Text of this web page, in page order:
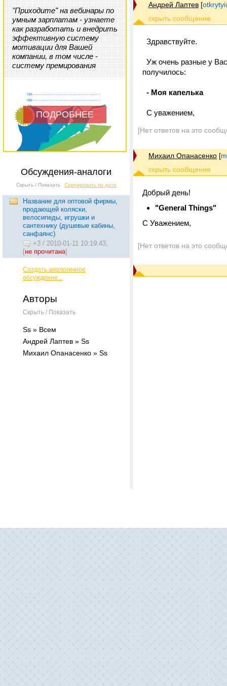
"Приходите" на вебинары по
умным зарплатам - узнаете
как разработать и внедрить
эффективную систему
мотивации для Вашей
компании, в том числе -
систему премирования
ПОДРОБНЕЕ
Обсуждения-аналоги
Скрыть / Показать Сортировать по дате
Название для оптовой фирмы,
продающей коляски,
велосипеды, игрушки и
сантехнику (душевые кабины,
санфаянс)
+3 / 2010-01-11 10:19:43,
[не прочитана]
Создать аналогичное
обсуждение...
Авторы
Скрыть / Показать
Ss » Всем
Андрей Лаптев » Ss
Михаил Опанасенко » Ss
Андрей Лаптев [
Здравствуйте.
Уж очень разные у
получилось:
- Моя капелька
С уважением,
[Нет ответов на это
Михаил Опанасенко [
Добрый день!
"General Things"
C Уважением,
[Нет ответов на это